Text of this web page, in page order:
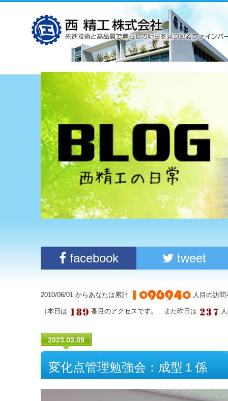
facebook tweet
2010/06/01 からあなたは累計 人目の訪
（本日は 番目のアクセスです。 また昨日は
2023.03.09
変化点管理勉強会：成型１係